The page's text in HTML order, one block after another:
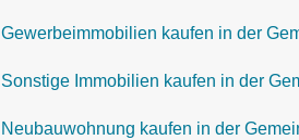
Gewerbeimmobilien kaufen in der
Sonstige Immobilien kaufen in der
Neubauwohnung kaufen in der